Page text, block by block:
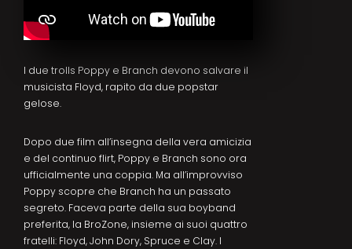
I due trolls Poppy e Branch devono salvare il
musicista Floyd, rapito da due popstar
gelose.
Dopo due film all’insegna della vera amicizia
e del continuo flirt, Poppy e Branch sono ora
ufficialmente una coppia. Ma all’improvviso
Poppy scopre che Branch ha un passato
segreto. Faceva parte della sua boyband
preferita, la BroZone, insieme ai suoi quattro
fratelli: Floyd, John Dory, Spruce e Clay. I